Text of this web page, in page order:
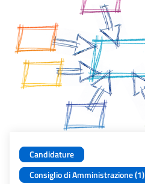
Candidature
Consiglio di Amministrazione (1)